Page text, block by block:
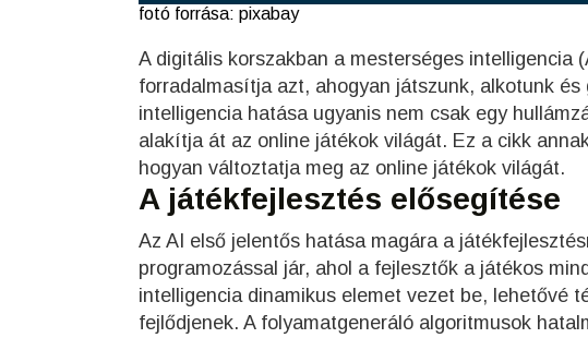
fotó forrása: pixabay
A digitális korszakban a mesterséges intelligencia
forradalmasítja azt, ahogyan játszunk, alkotunk
intelligencia hatása ugyanis nem csak egy
alakítja át az online játékok világát. Ez a cikk
hogyan változtatja meg az online játékok világát.
A játékfejlesztés elősegítése
Az AI első jelentős hatása magára a
programozással jár, ahol a fejlesztők a játékos
intelligencia dinamikus elemet vezet be, lehetővé
fejlődjenek. A folyamatgeneráló algoritmusok